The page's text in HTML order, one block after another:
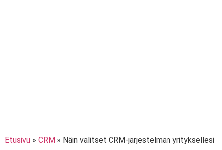
Etusivu » CRM » Näin valitset CRM-järjestelmän yrityksellesi